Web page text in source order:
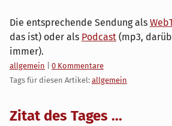
Die entsprechende Sendung als
das ist) oder als Podcast (mp3,
immer).
Kategorien:
allgemein
0 Kommentare
Tags für diesen Artikel: allgemein
Zitat des Tages ...